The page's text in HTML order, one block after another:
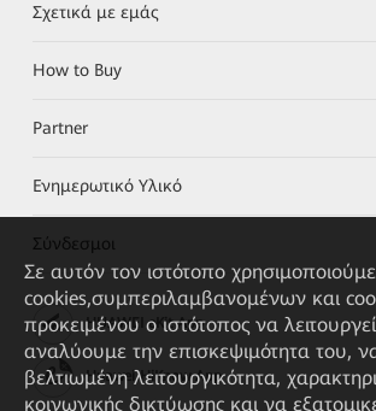
Σχετικά με εμάς
How to Buy
Partner
Ενημερωτικό Υλικό
Σύνδεσμοι
HUAWEI eKit App
Huawei HiKnow App
Σε αυτόν τον ιστότοπο χρησιμοποιούμε
cookies,συμπεριλαμβανομένων και
προκειμένου ο ιστότοπος να
αναλύουμε την επισκεψιμότητα του,
βελτιωμένη λειτουργικότητα,
κοινωνικής δικτύωσης και να